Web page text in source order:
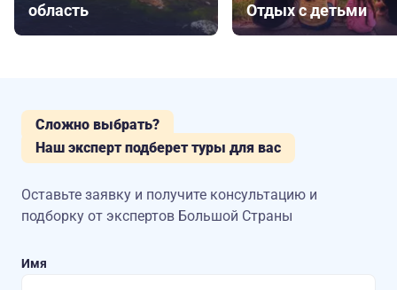
область
Отдых с детьми
Сложно выбрать?
Наш эксперт подберет туры для вас
Оставьте заявку и получите консультацию и
подборку от экспертов Большой Страны
Имя